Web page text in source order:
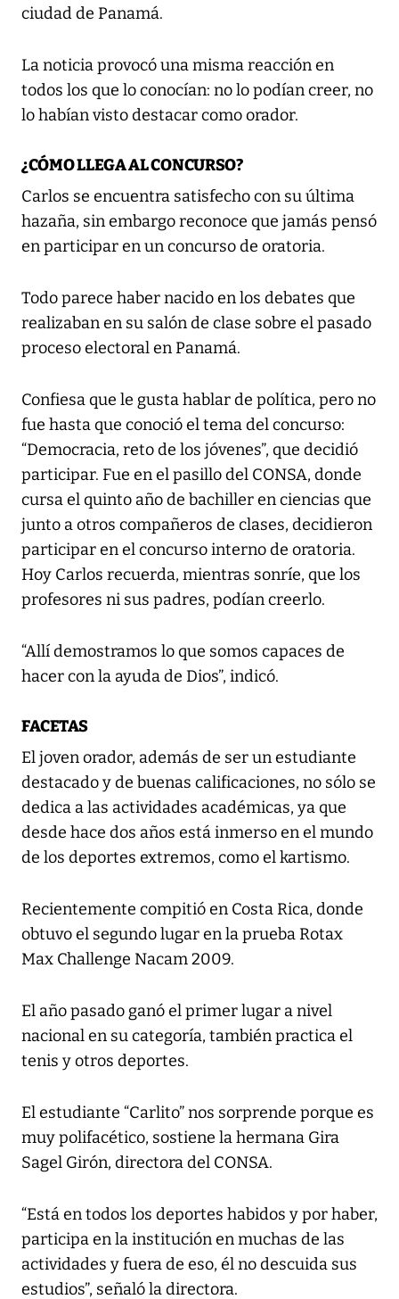
ciudad de Panamá.
La noticia provocó una misma reacción en
todos los que lo conocían: no lo podían creer, no
lo habían visto destacar como orador.
¿CÓMO LLEGA AL CONCURSO?
Carlos se encuentra satisfecho con su última
hazaña, sin embargo reconoce que jamás pensó
en participar en un concurso de oratoria.
Todo parece haber nacido en los debates que
realizaban en su salón de clase sobre el pasado
proceso electoral en Panamá.
Confiesa que le gusta hablar de política, pero no
fue hasta que conoció el tema del concurso:
“Democracia, reto de los jóvenes”, que decidió
participar. Fue en el pasillo del CONSA, donde
cursa el quinto año de bachiller en ciencias que
junto a otros compañeros de clases, decidieron
participar en el concurso interno de oratoria.
Hoy Carlos recuerda, mientras sonríe, que los
profesores ni sus padres, podían creerlo.
“Allí demostramos lo que somos capaces de
hacer con la ayuda de Dios”, indicó.
FACETAS
El joven orador, además de ser un estudiante
destacado y de buenas calificaciones, no sólo se
dedica a las actividades académicas, ya que
desde hace dos años está inmerso en el mundo
de los deportes extremos, como el kartismo.
Recientemente compitió en Costa Rica, donde
obtuvo el segundo lugar en la prueba Rotax
Max Challenge Nacam 2009.
El año pasado ganó el primer lugar a nivel
nacional en su categoría, también practica el
tenis y otros deportes.
El estudiante “Carlito” nos sorprende porque es
muy polifacético, sostiene la hermana Gira
Sagel Girón, directora del CONSA.
“Está en todos los deportes habidos y por haber,
participa en la institución en muchas de las
actividades y fuera de eso, él no descuida sus
estudios”, señaló la directora.